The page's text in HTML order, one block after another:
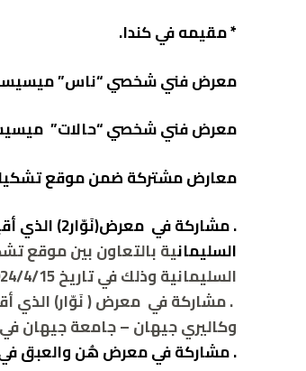
‏* مقيمه في كندا.
معرض فني شخصي “ناس” ميسيسوجا-
معرض فني شخصي “حالات”
معارض مشتركة ضمن موقع
. مشاركة في
السليمانية بالتعاون بين موقع
السليمانية وذلك في تاريخ 2024/4/15
. مشاركة في معرض ( نَوّار) الذي
وكاليري جيهان – جامعة جيهان في
. مشاركة في معرض هُن والعبق في